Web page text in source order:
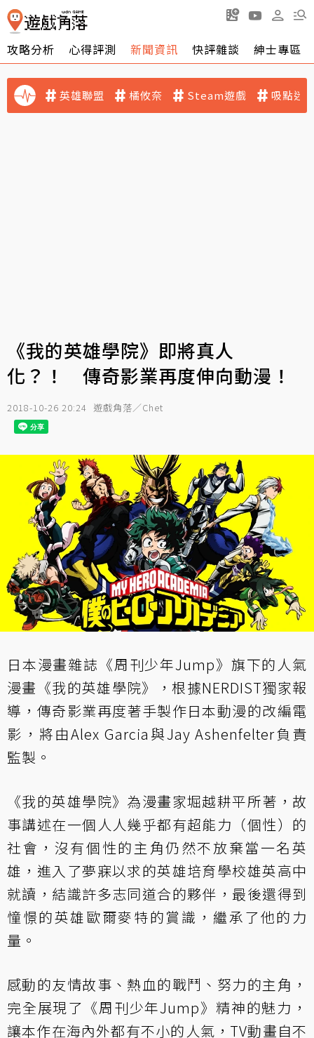
攻略分析 心得評測 新聞資訊 快評雜談 紳士專區
英雄聯盟 橘攸奈 Steam遊戲 吸點迷
《我的英雄學院》即將真人
化？！ 傳奇影業再度伸向動漫！
2018-10-26 20:24 遊戲角落／Chet
日本漫畫雜誌《周刊少年Jump》旗下的人氣
漫畫《我的英雄學院》，根據NERDIST獨家報
導，傳奇影業再度著手製作日本動漫的改編電
影，將由Alex Garcia與Jay Ashenfelter負責
監製。
《我的英雄學院》為漫畫家堀越耕平所著，故
事講述在一個人人幾乎都有超能力（個性）的
社會，沒有個性的主角仍然不放棄當一名英
雄，進入了夢寐以求的英雄培育學校雄英高中
就讀，結識許多志同道合的夥伴，最後還得到
憧憬的英雄歐爾麥特的賞識，繼承了他的力
量。
感動的友情故事、熱血的戰鬥、努力的主角，
完全展現了《周刊少年Jump》精神的魅力，
讓本作在海內外都有不小的人氣，TV動畫自不